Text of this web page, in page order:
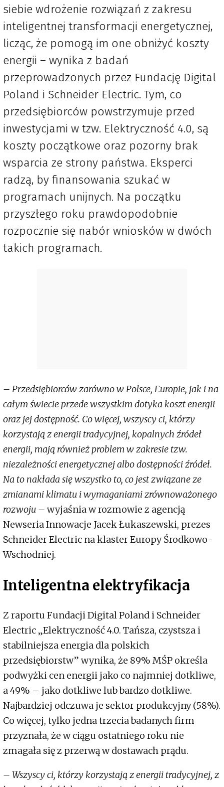
siebie wdrożenie rozwiązań z zakresu
inteligentnej transformacji energetycznej,
licząc, że pomogą im one obniżyć koszty
energii – wynika z badań
przeprowadzonych przez Fundację Digital
Poland i Schneider Electric. Tym, co
przedsiębiorców powstrzymuje przed
inwestycjami w tzw. Elektryczność 4.0, są
koszty początkowe oraz pozorny brak
wsparcia ze strony państwa. Eksperci
radzą, by finansowania szukać w
programach unijnych. Na początku
przyszłego roku prawdopodobnie
rozpocznie się nabór wniosków w dwóch
takich programach.
– Przedsiębiorców zarówno w Polsce, Europie, jak i na
całym świecie przede wszystkim dotyka koszt energii
oraz jej dostępność. Co więcej, wszyscy ci, którzy
korzystają z energii tradycyjnej, kopalnych źródeł
energii, mają również problem w zakresie tzw.
niezależności energetycznej albo dostępności źródeł.
Na to nakłada się wszystko to, co jest związane ze
zmianami klimatu i wymaganiami zrównoważonego
rozwoju –wyjaśnia w rozmowie z agencją
Newseria Innowacje Jacek Łukaszewski, prezes
Schneider Electric na klaster Europy Środkowo-
Wschodniej.
Inteligentna elektryfikacja
Z raportu Fundacji Digital Poland i Schneider
Electric „Elektryczność 4.0. Tańsza, czystsza i
stabilniejsza energia dla polskich
przedsiębiorstw” wynika, że 89% MŚP określa
podwyżki cen energii jako co najmniej dotkliwe,
a 49% – jako dotkliwe lub bardzo dotkliwe.
Najbardziej odczuwa je sektor produkcyjny (58%).
Co więcej, tylko jedna trzecia badanych firm
przyznała, że w ciągu ostatniego roku nie
zmagała się z przerwą w dostawach prądu.
– Wszyscy ci, którzy korzystają z energii tradycyjnej, z